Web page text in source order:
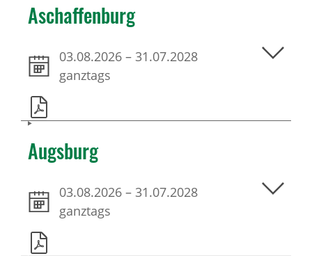
Aschaffenburg
03.08.2026 – 31.07.2028
ganztags
Augsburg
03.08.2026 – 31.07.2028
ganztags